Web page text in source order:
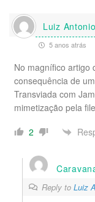
Luiz Antonio
5 anos atrás
No magnífico artigo
consequência de
Transviada com
mimetização pela
2
Reply to Luiz